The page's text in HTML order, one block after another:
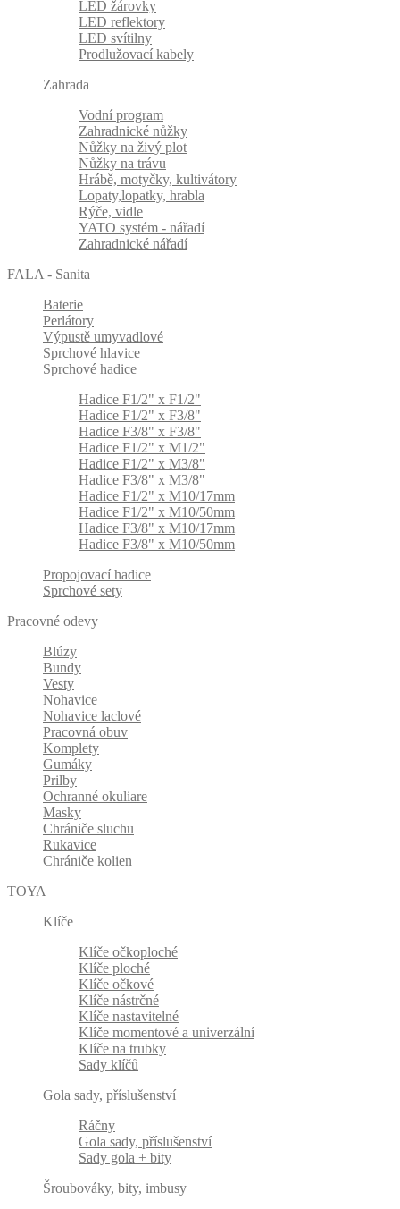
LED žárovky
LED reflektory
LED svítilny
Prodlužovací kabely
Zahrada
Vodní program
Zahradnické nůžky
Nůžky na živý plot
Nůžky na trávu
Hrábě, motyčky, kultivátory
Lopaty,lopatky, hrabla
Rýče, vidle
YATO systém - nářadí
Zahradnické nářadí
FALA - Sanita
Baterie
Perlátory
Výpustě umyvadlové
Sprchové hlavice
Sprchové hadice
Hadice F1/2" x F1/2"
Hadice F1/2" x F3/8"
Hadice F3/8" x F3/8"
Hadice F1/2" x M1/2"
Hadice F1/2" x M3/8"
Hadice F3/8" x M3/8"
Hadice F1/2" x M10/17mm
Hadice F1/2" x M10/50mm
Hadice F3/8" x M10/17mm
Hadice F3/8" x M10/50mm
Propojovací hadice
Sprchové sety
Pracovné odevy
Blúzy
Bundy
Vesty
Nohavice
Nohavice laclové
Pracovná obuv
Komplety
Gumáky
Prilby
Ochranné okuliare
Masky
Chrániče sluchu
Rukavice
Chrániče kolien
TOYA
Klíče
Klíče očkoploché
Klíče ploché
Klíče očkové
Klíče nástrčné
Klíče nastavitelné
Klíče momentové a univerzální
Klíče na trubky
Sady klíčů
Gola sady, příslušenství
Ráčny
Gola sady, příslušenství
Sady gola + bity
Šroubováky, bity, imbusy